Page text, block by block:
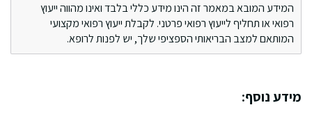
המידע המובא במאמר זה הינו מידע כללי בלבד ואינו מהווה ייעוץ
רפואי או תחליף לייעוץ רפואי פרטני. לקבלת ייעוץ רפואי מקצועי
המותאם למצב הבריאותי הספציפי שלך, יש לפנות לרופא.
מידע נוסף: